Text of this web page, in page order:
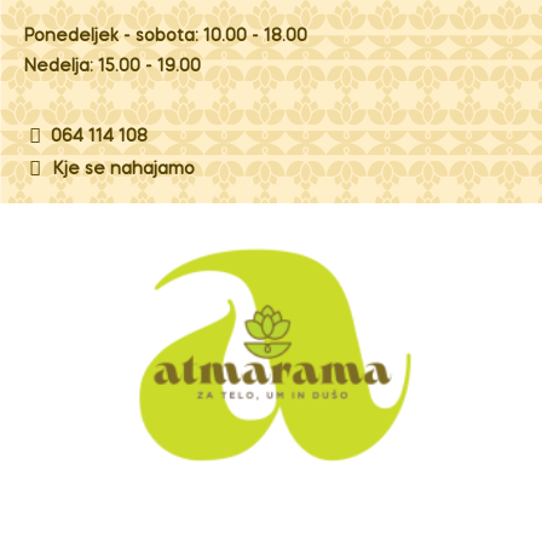
Ponedeljek - sobota: 10.00 - 18.00
Nedelja: 15.00 - 19.00
064 114 108
Kje se nahajamo